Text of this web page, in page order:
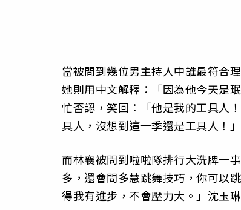
當被問到幾位男主持人中誰最符合
她則用中文解釋：「因為他今天是
忙否認，笑回：「他是我的工具人
具人，沒想到這一季還是工具人！
而林襄被問到啦啦隊排行大洗牌一
多，還會問多慧跳舞技巧，你可以
得我有進步，不會壓力大。」沈玉